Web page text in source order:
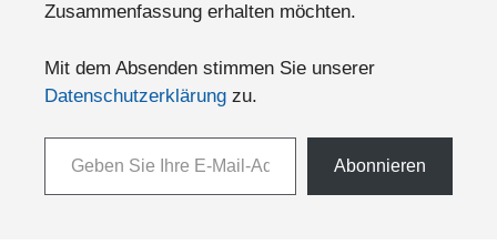
Zusammenfassung erhalten möchten.
Mit dem Absenden stimmen Sie unserer
Datenschutzerklärung zu.
Geben Sie Ihre E-Mail-Adresse ein ...
Abonnieren